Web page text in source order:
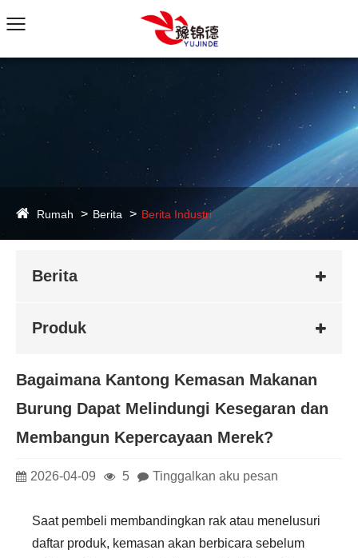
Rumah Berita Berita Industri
Berita
Produk
Bagaimana Kantong Kemasan Makanan
Burung Dapat Melindungi Kesegaran dan
Membangun Kepercayaan Merek?
2026-04-09 5 Tinggalkan aku pesan
Saat pembeli membandingkan rak atau menelusuri
daftar produk, kemasan akan berbicara sebelum